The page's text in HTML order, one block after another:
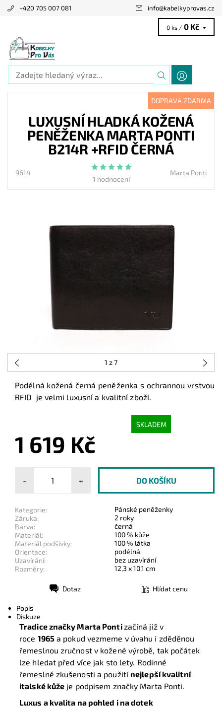
+420 705 007 081 info@kabelkyprovas.cz
0 ks / 0 Kč
DOPRAVA ZDARMA
LUXUSNÍ HLADKÁ KOŽENÁ
PENĚŽENKA MARTA PONTI
B214R +RFID ČERNÁ
9614
1 hodnocení
Marta Ponti
1 z 7
Podélná kožená černá peněženka s ochrannou vrstvou
RFID je velmi luxusní a kvalitní zboží.
SKLADEM
1 619 Kč
- +
Kategorie:
Pánské peněženky
Záruka:
2 roky
Barva:
černá
Materiál:
100 % kůže
Materiál podšívky:
100 % látka
Orientace:
podélná
Uzavírání:
bez uzavírání
Rozměry:
12,3 x 10,1 cm
Dotaz Hlídat cenu
Popis
Diskuze
Tradice značky Marta Pontizačíná již v
roce 1965a pokud vezmeme v úvahu i zděděnou
řemeslnou zručnost v kožené výrobě, tak počátek
lze hledat před více jak sto lety. Rodinné
řemeslné zkušenosti a použití nejlepší kvalitní
italské kůže je podpisem značky Marta Ponti.
Luxus a kvalita na pohled i na dotek